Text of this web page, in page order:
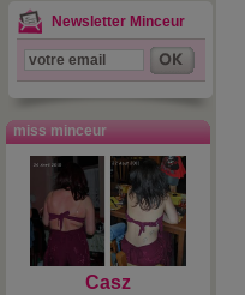
Newsletter Minceur
miss minceur
Casz